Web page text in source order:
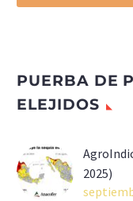
PUERBA DE
ELEJIDOS
2025)